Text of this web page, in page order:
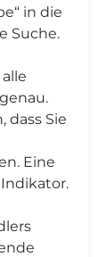
in die
Suche.
dass Sie
Eine